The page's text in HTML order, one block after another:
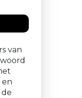
van
en